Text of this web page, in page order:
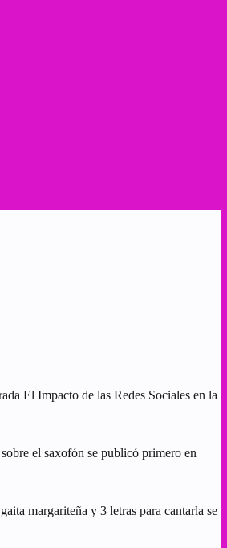
El Impacto de las Redes Sociales en la
el saxofón se publicó primero en
margariteña y 3 letras para cantarla se